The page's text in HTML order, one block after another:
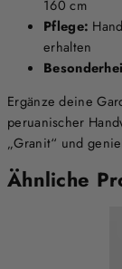
160 cm
Pflege:
erhalten
Ergänze deine
peruanischer
„Granit“ und
Ähnliche